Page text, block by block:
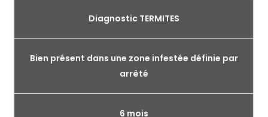
Diagnostic TERMITES
Bien présent dans une zone infestée définie par
arrêté
6 mois